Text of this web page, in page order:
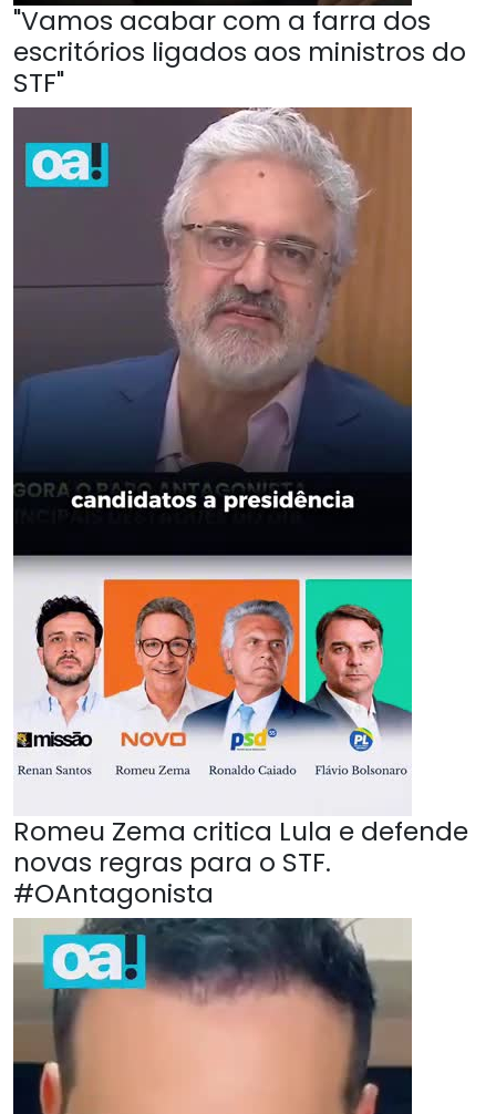
"Vamos acabar com a farra dos
escritórios ligados aos ministros do
STF"
Romeu Zema critica Lula e defende
novas regras para o STF.
#OAntagonista